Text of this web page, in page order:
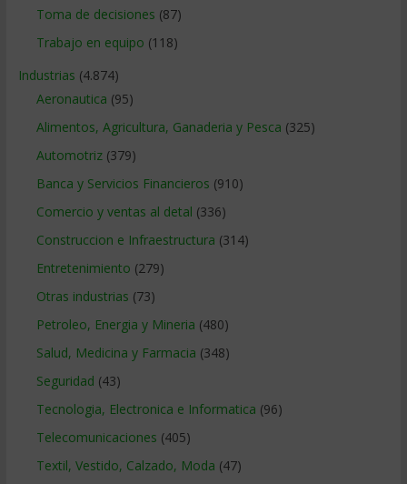
Toma de decisiones (87)
Trabajo en equipo (118)
Industrias (4.874)
Aeronautica (95)
Alimentos, Agricultura, Ganaderia y Pesca (325)
Automotriz(379)
Banca y Servicios Financieros (910)
Comercio y ventas al detal (336)
Construccion e Infraestructura (314)
Entretenimiento (279)
Otras industrias (73)
Petroleo, Energia y Mineria (480)
Salud, Medicina y Farmacia (348)
Seguridad (43)
Tecnologia, Electronica e Informatica (96)
Telecomunicaciones (405)
Textil, Vestido, Calzado, Moda (47)